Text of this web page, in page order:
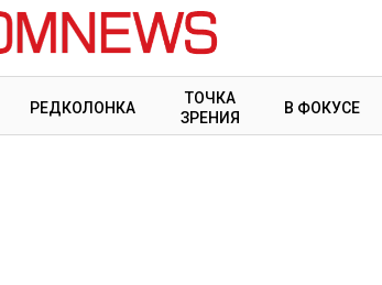
РЕДКОЛОНКА
ТОЧКА
ЗРЕНИЯ
В ФОКУСЕ